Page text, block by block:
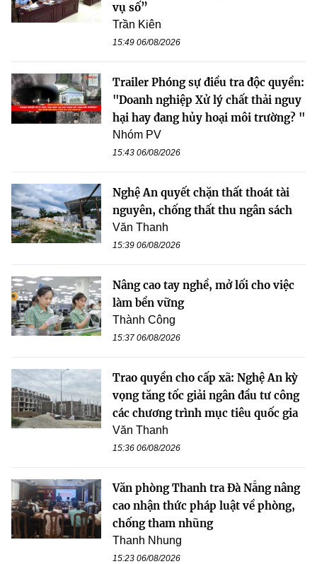
vụ số”
Trần Kiên
15:49 06/08/2026
Trailer Phóng sự điều tra độc quyền:
"Doanh nghiệp Xử lý chất thải nguy
hại hay đang hủy hoại môi trường? "
Nhóm PV
15:43 06/08/2026
Nghệ An quyết chặn thất thoát tài
nguyên, chống thất thu ngân sách
Văn Thanh
15:39 06/08/2026
Nâng cao tay nghề, mở lối cho việc
làm bền vững
Thành Công
15:37 06/08/2026
Trao quyền cho cấp xã: Nghệ An kỳ
vọng tăng tốc giải ngân đầu tư công
các chương trình mục tiêu quốc gia
Văn Thanh
15:36 06/08/2026
Văn phòng Thanh tra Đà Nẵng nâng
cao nhận thức pháp luật về phòng,
chống tham nhũng
Thanh Nhung
15:23 06/08/2026